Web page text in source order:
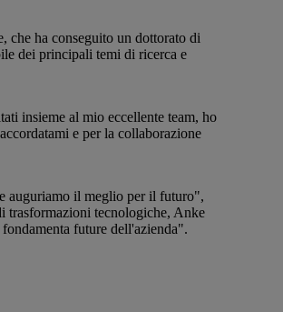
che ha conseguito un dottorato di
dei principali temi di ricerca e
insieme al mio eccellente team, ho
e per la collaborazione
auguriamo il meglio per il futuro",
tecnologiche, Anke
future dell'azienda".